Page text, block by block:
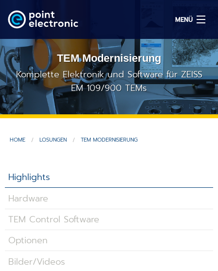
MENÜ
Suchen
EN
OEM/ODM
Service
Applikationen
Techniken
TEM Modernisierung
Komplette Elektronik und Software für ZEISS
EM 109/900 TEMs
HOME LÖSUNGEN TEM MODERNISIERUNG
Highlights
Hardware
TEM Control Software
Optionen
Bilder/Videos